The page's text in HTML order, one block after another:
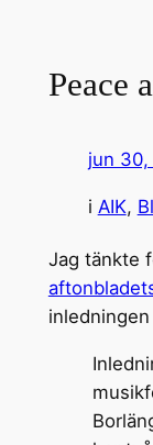
Peace
jun 30,
i AIK,
Jag tänkte